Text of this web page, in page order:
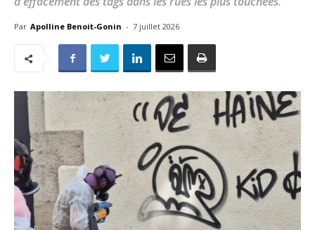
Par Apolline Benoit-Gonin - 7 juillet 2026